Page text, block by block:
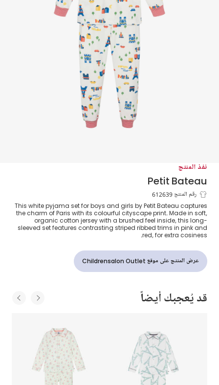
نفذ المنتج
Petit Bateau
بيجاما بطبعة باريس قطن جيرسي لون أبيض
رقم المنتج 612639
This white pyjama set for boys and girls by Petit Bateau captures
the charm of Paris with its colourful cityscape print. Made in soft,
organic cotton jersey with a brushed feel inside, this long-
sleeved set features contrasting striped ribbed trims in pink and
red, for extra cosiness.
عرض المنتج على موقع Childrensalon Outlet
قد يُعجبك أيضاً